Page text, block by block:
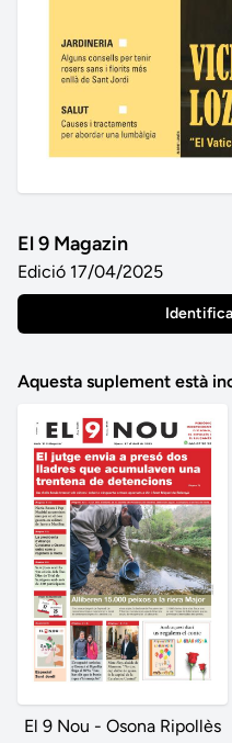
El 9 Magazin
Edició 17/04/2025
Aquesta suplement està
El 9 Nou - Osona Ripollès